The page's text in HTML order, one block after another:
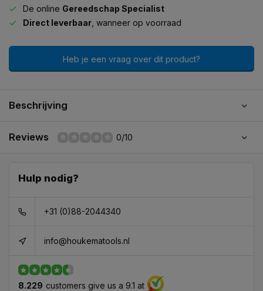
De online Gereedschap Specialist
Direct leverbaar , wanneer op voorraad
Heb je een vraag over dit product?
Beschrijving
Reviews 0/10
Hulp nodig?
+31 (0)88-2044340
info@houkematools.nl
8.229 customers give us a 9.1 at